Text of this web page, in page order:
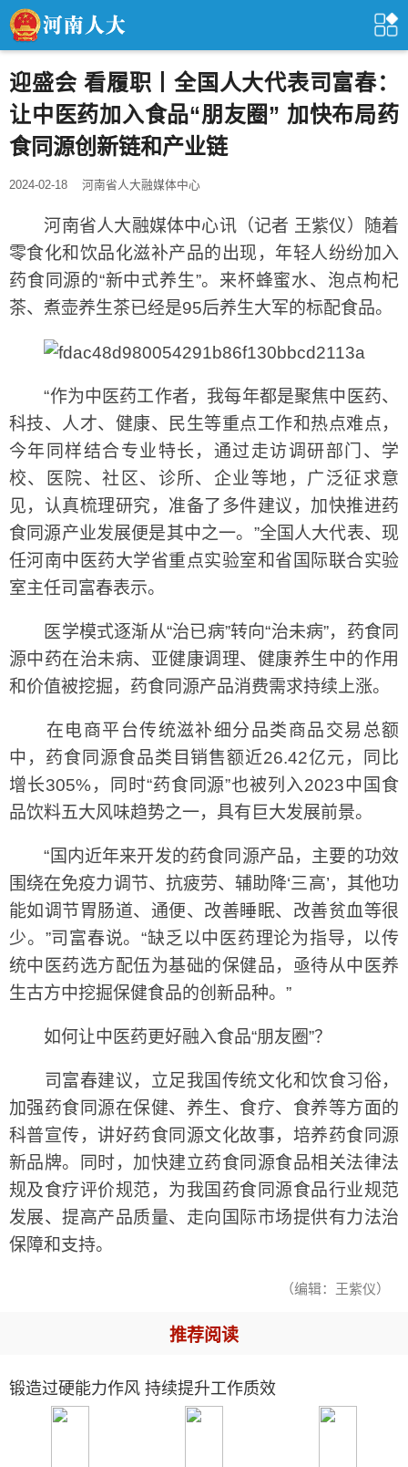
迎盛会 看履职丨全国人大代表司富春：
让中医药加入食品“朋友圈” 加快布局药
食同源创新链和产业链
2024-02-18 河南省人大融媒体中心
河南省人大融媒体中心讯（记者 王紫仪）随着
零食化和饮品化滋补产品的出现，年轻人纷纷加入
药食同源的“新中式养生”。来杯蜂蜜水、泡点枸杞
茶、煮壶养生茶已经是95后养生大军的标配食品。
“作为中医药工作者，我每年都是聚焦中医药、
科技、人才、健康、民生等重点工作和热点难点，
今年同样结合专业特长，通过走访调研部门、学
校、医院、社区、诊所、企业等地，广泛征求意
见，认真梳理研究，准备了多件建议，加快推进药
食同源产业发展便是其中之一。”全国人大代表、现
任河南中医药大学省重点实验室和省国际联合实验
室主任司富春表示。
医学模式逐渐从“治已病”转向“治未病”，药食同
源中药在治未病、亚健康调理、健康养生中的作用
和价值被挖掘，药食同源产品消费需求持续上涨。
在电商平台传统滋补细分品类商品交易总额
中，药食同源食品类目销售额近26.42亿元，同比
增长305%，同时“药食同源”也被列入2023中国食
品饮料五大风味趋势之一，具有巨大发展前景。
“国内近年来开发的药食同源产品，主要的功效
围绕在免疫力调节、抗疲劳、辅助降‘三高’，其他功
能如调节胃肠道、通便、改善睡眠、改善贫血等很
少。”司富春说。“缺乏以中医药理论为指导，以传
统中医药选方配伍为基础的保健品，亟待从中医养
生古方中挖掘保健食品的创新品种。”
如何让中医药更好融入食品“朋友圈”？
司富春建议，立足我国传统文化和饮食习俗，
加强药食同源在保健、养生、食疗、食养等方面的
科普宣传，讲好药食同源文化故事，培养药食同源
新品牌。同时，加快建立药食同源食品相关法律法
规及食疗评价规范，为我国药食同源食品行业规范
发展、提高产品质量、走向国际市场提供有力法治
保障和支持。
（编辑：王紫仪）
推荐阅读
锻造过硬能力作风 持续提升工作质效